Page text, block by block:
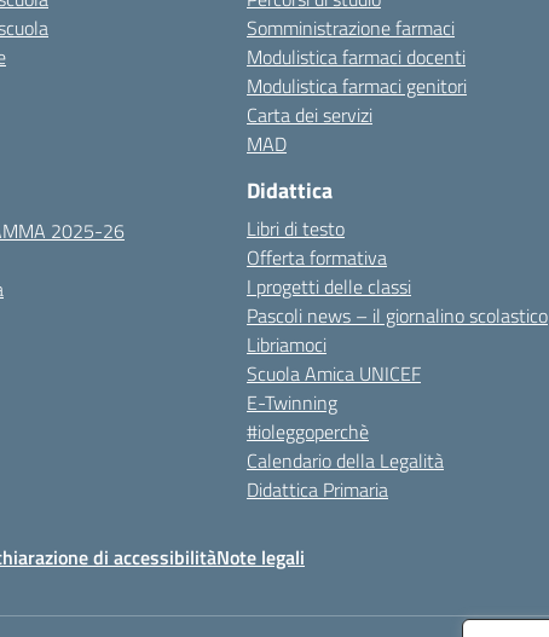
2025-26
Somministrazione farmaci
Modulistica farmaci docenti
Modulistica farmaci genitori
Carta dei servizi
MAD
Didattica
Libri di testo
Offerta formativa
I progetti delle classi
Pascoli news – il giornalino scolastico
Libriamoci
Scuola Amica UNICEF
E-Twinning
#ioleggoperchè
Calendario della Legalità
Didattica Primaria
di accessibilitàNote legali